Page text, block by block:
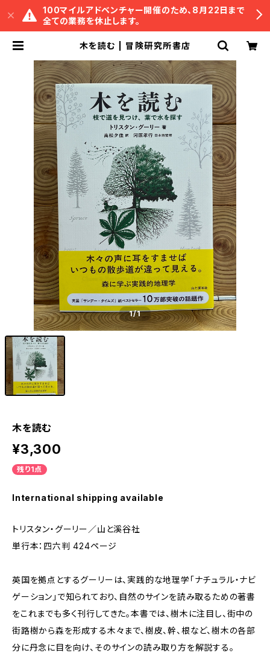
100マイルアドベンチャー開催のため、8月22日まで
全ての業務を休止します。
木を読む | 冒険研究所書店
1/1
木を読む
¥3,300
残り1点
International shipping available
トリスタン・グーリー／山と溪谷社
単行本：四六判 424ページ
英国を拠点とするグーリーは、実践的な地理学「ナチュラル・ナビ
ゲーション」で知られており、自然のサインを読み取るための著書
をこれまでも多く刊行してきた。本書では、樹木に注目し、街中の
街路樹から森を形成する木々まで、樹皮、幹、根など、樹木の各部
分に丹念に目を向け、そのサインの読み取り方を解説する。